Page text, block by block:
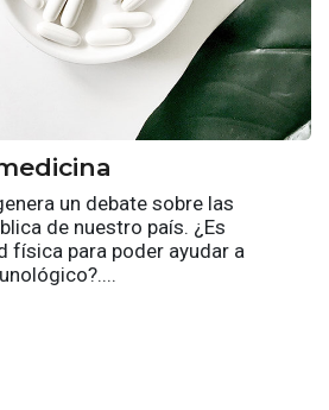
un debate sobre las
de nuestro país. ¿Es
física para poder ayudar a